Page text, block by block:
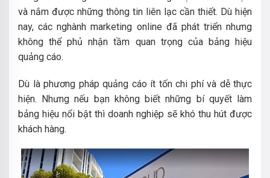
và nắm được những thông tin liên lạc cần thiết. Dù hiện
nay, các nghành marketing online đã phát triển nhưng
không thể phủ nhận tầm quan trọng của bảng hiệu
quảng cáo.
Dù là phương pháp quảng cáo ít tốn chi phí và dễ thực
hiện. Nhưng nếu bạn không biết những bí quyết làm
bảng hiệu nổi bật thì doanh nghiệp sẽ khó thu hút được
khách hàng.